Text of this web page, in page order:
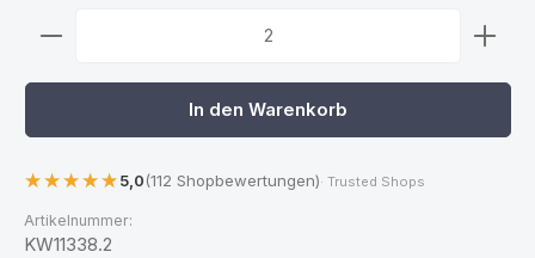
Produkt Anzahl: Gib den gewünschten Wert ein
In den Warenkorb
5,0(112 Shopbewertungen)· Trusted Shops
Artikelnummer:
KW11338.2